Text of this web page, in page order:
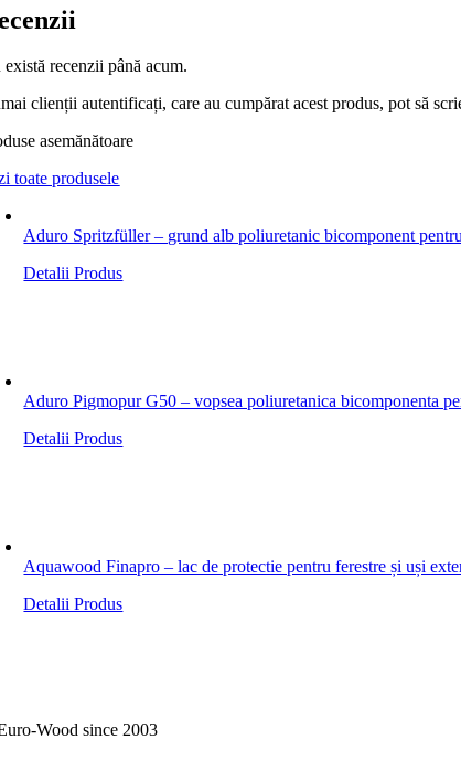
există recenzii până acum.
clienții autentificați, care au cumpărat acest produs, pot să
asemănătoare
toate produsele
Aduro Spritzfüller – grund alb poliuretanic bicomponent
Detalii Produs
Aduro Pigmopur G50 – vopsea poliuretanica bicomponenta
Detalii Produs
Aquawood Finapro – lac de protectie pentru ferestre și uși
Detalii Produs